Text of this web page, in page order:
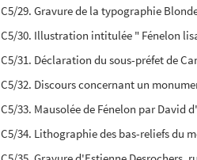
C5/29. Gravure de la typographie
C5/30. Illustration intitulée " Fénelon
C5/31. Déclaration du sous-préfet de
C5/32. Discours concernant un
C5/33. Mausolée de Fénelon par David
C5/34. Lithographie des bas-reliefs du